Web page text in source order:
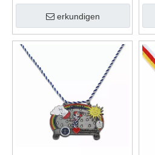
kundenspezifische nette
Form-Zink-Legierungs-
Karnevalsnadel
erkundigen